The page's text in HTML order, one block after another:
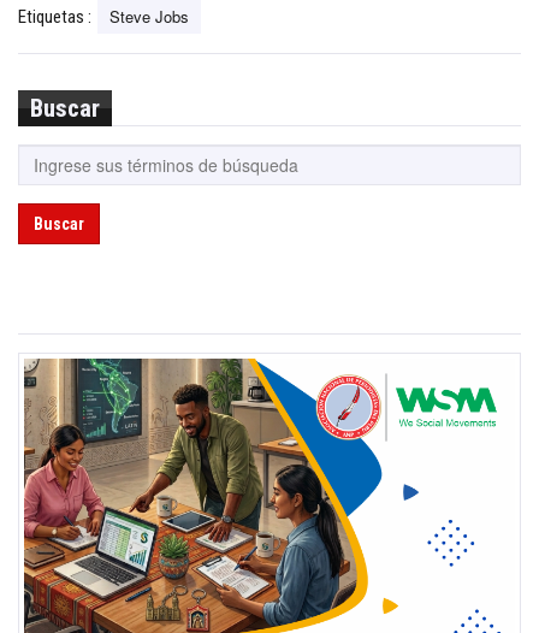
Etiquetas : Steve Jobs
Buscar
Buscar